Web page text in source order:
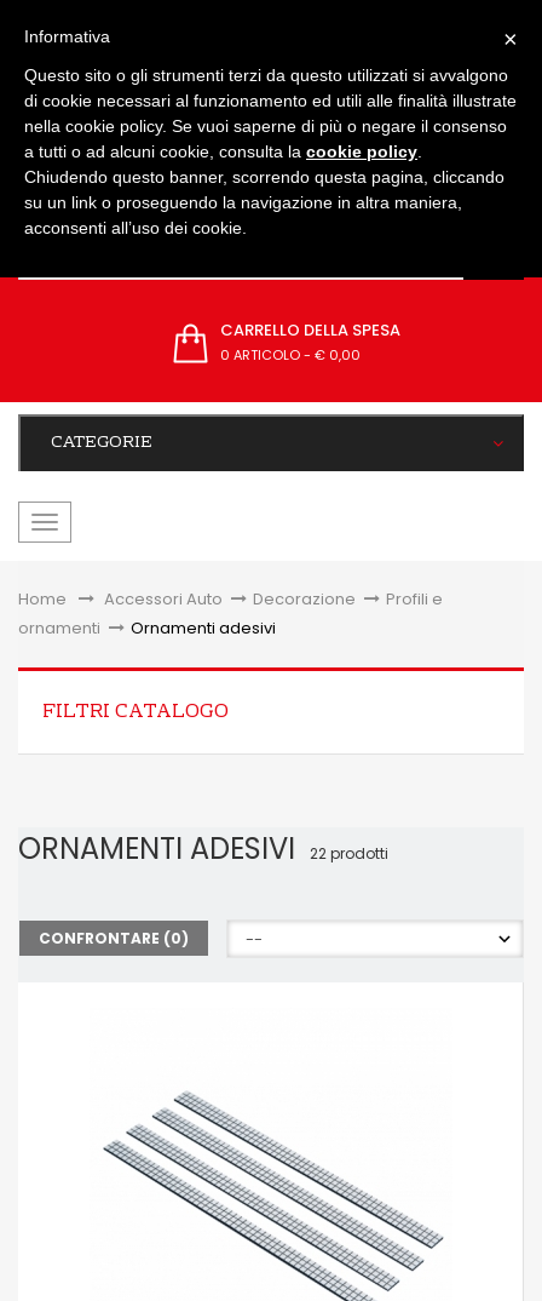
CARRELLO DELLA SPESA
0 ARTICOLO- € 0,00
CATEGORIE
navigazione
Home &gt;Accessori Auto > Decorazione >
Profili e
ornamenti > Ornamenti adesivi
FILTRI CATALOGO
ORNAMENTI ADESIVI 22 prodotti
CONFRONTARE (0)
×
Informativa
Questo sito o gli strumenti terzi da questo utilizzati si avvalgono
di cookie necessari al funzionamento ed utili alle finalità illustrate
nella cookie policy. Se vuoi saperne di più o negare il consenso
a tutti o ad alcuni cookie, consulta la cookie policy
Chiudendo questo banner, scorrendo questa pagina, cliccando
su un link o proseguendo la navigazione in altra maniera,
acconsenti all’uso dei cookie.